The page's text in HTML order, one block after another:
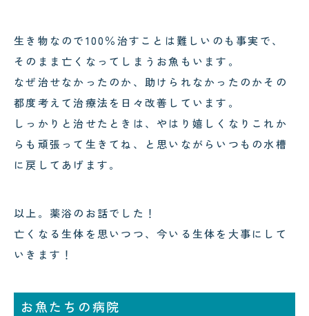
生き物なので100％治すことは難しいのも事実で、
そのまま亡くなってしまうお魚もいます。
なぜ治せなかったのか、助けられなかったのかその
都度考えて治療法を日々改善しています。
しっかりと治せたときは、やはり嬉しくなりこれか
らも頑張って生きてね、と思いながらいつもの水槽
に戻してあげます。
以上。薬浴のお話でした！
亡くなる生体を思いつつ、今いる生体を大事にして
いきます！
お魚たちの病院